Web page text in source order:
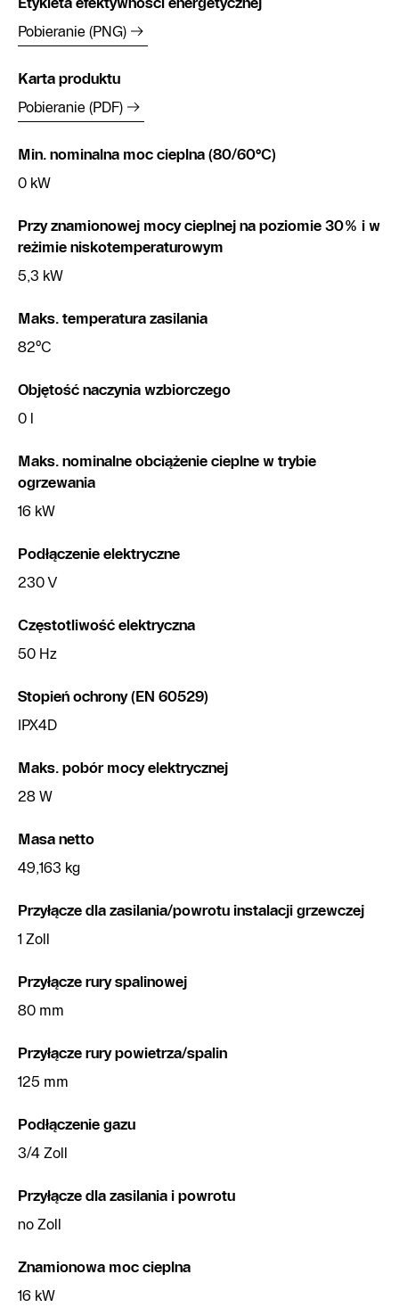
Pobieranie (PNG)
Karta produktu
Pobieranie (PDF)
Min. nominalna moc cieplna (80/60°C)
0 kW
Przy znamionowej mocy cieplnej na poziomie 30% i w
reżimie niskotemperaturowym
5,3 kW
Maks. temperatura zasilania
82°C
Objętość naczynia wzbiorczego
0 l
Maks. nominalne obciążenie cieplne w trybie
ogrzewania
16 kW
Podłączenie elektryczne
230 V
Częstotliwość elektryczna
50 Hz
Stopień ochrony (EN 60529)
IPX4D
Maks. pobór mocy elektrycznej
28 W
Masa netto
49,163 kg
Przyłącze dla zasilania/powrotu instalacji grzewczej
1 Zoll
Przyłącze rury spalinowej
80 mm
Przyłącze rury powietrza/spalin
125 mm
Podłączenie gazu
3/4 Zoll
Przyłącze dla zasilania i powrotu
no Zoll
Znamionowa moc cieplna
16 kW